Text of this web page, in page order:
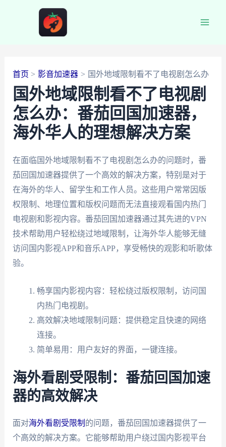
首页 影音加速器 国外地域限制看不了电视剧怎么办
国外地域限制看不了电视剧
怎么办：番茄回国加速器，
海外华人的理想解决方案
在面临国外地域限制看不了电视剧怎么办的问题时，番
茄回国加速器提供了一个高效的解决方案，特别是对于
在海外的华人、留学生和工作人员。这些用户常常因版
权限制、地理位置和版权问题而无法直接观看国内热门
电视剧和影视内容。番茄回国加速器通过其先进的VPN
技术帮助用户轻松绕过地域限制，让海外华人能够无缝
访问国内影视APP和音乐APP，享受畅快的观影和听歌体
验。
畅享国内影视内容：轻松绕过版权限制，访问国
内热门电视剧。
高效解决地域限制问题：提供稳定且快速的网络
连接。
简单易用：用户友好的界面，一键连接。
海外看剧受限制：番茄回国加速
器的高效解决
面对海外看剧受限制 的问题，番茄回国加速器提供了一
个高效的解决方案。它能够帮助用户绕过国内影视平台